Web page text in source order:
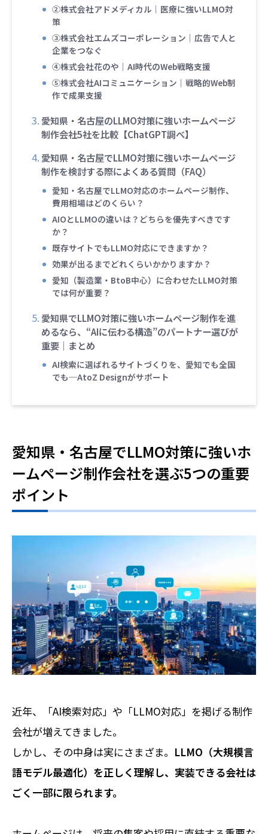
➁株式会社アドメディカル｜医療に強いLLMO対
策
➂株式会社エムズコーポレーション｜広告で人と
企業をつなぐ
➃株式会社花のや｜AI時代のWeb戦略支援
➄株式会社AIコミュニケーション｜戦略的Web制
作で成果支援
愛知県・名古屋のLLMO対策に強いホームページ
制作会社5社を比較【ChatGPT調べ】
愛知県・名古屋でLLMO対策に強いホームページ
制作を検討する際によくある質問（FAQ）
愛知・名古屋でLLMO対応のホームページ制作、
費用相場はどのくらい？
AIOとLLMOの違いは？どちらを優先すべきです
か？
既存サイトでもLLMO対応にできますか？
効果が出るまでどれくらいかかりますか？
愛知（製造業・BtoB中心）に合わせたLLMO対策
では何が重要？
愛知県でLLMO対策に強いホームページ制作を進
めるなら、“AIに伝わる構造”のパートナー選びが
重要｜まとめ
AI検索に選ばれるサイトづくりを、愛知でも全国
でも─AtoZ Designがサポート
愛知県・名古屋でLLMO対策に強いホ
ームページ制作会社を選ぶ5つの重要
ポイント
近年、「AI検索対応」や「LLMO対応」を掲げる制作
会社が増えてきました。
しかし、その中身は実にさまざま。 LLMO（大規模言
語モデル最適化）を正しく理解し、実装できる会社は
ごく一部に限られます。